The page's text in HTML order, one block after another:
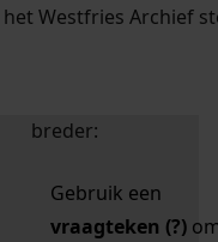
Westfries Archief
uw zoekopdracht te
breder:
Gebruik een
vraagteken (?)